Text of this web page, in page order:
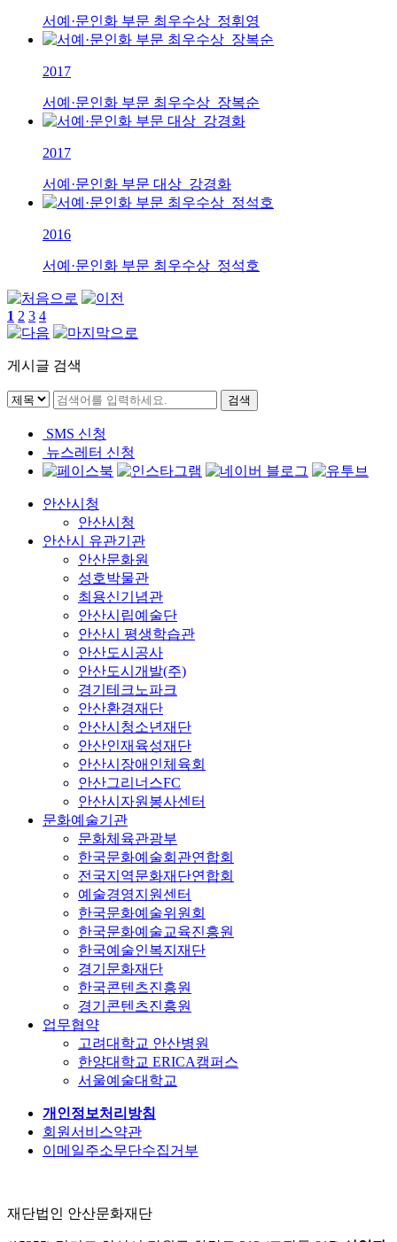
서예·문인화 부문 최우수상_정휘영
2017
서예·문인화 부문 최우수상_장복순
2017
서예·문인화 부문 대상_강경화
2016
서예·문인화 부문 최우수상_정석호
1 2 3 4
게시글 검색
SMS 신청
뉴스레터 신청
안산시청
안산시청
안산시 유관기관
안산문화원
성호박물관
최용신기념관
안산시립예술단
안산시 평생학습관
안산도시공사
안산도시개발(주)
경기테크노파크
안산환경재단
안산시청소년재단
안산인재육성재단
안산시장애인체육회
안산그리너스FC
안산시자원봉사센터
문화예술기관
문화체육관광부
한국문화예술회관연합회
전국지역문화재단연합회
예술경영지원센터
한국문화예술위원회
한국문화예술교육진흥원
한국예술인복지재단
경기문화재단
한국콘텐츠진흥원
경기콘텐츠진흥원
업무협약
고려대학교 안산병원
한양대학교 ERICA캠퍼스
서울예술대학교
개인정보처리방침
회원서비스약관
이메일주소무단수집거부
재단법인 안산문화재단